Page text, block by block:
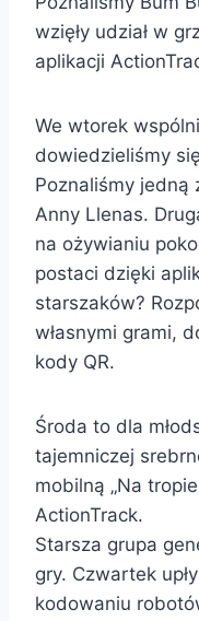
wzięły udział w
aplikacji
We wtorek
dowiedzieliśmy
Poznaliśmy jedną
Anny Llenas.
na ożywianiu
postaci dzięki
starszaków?
własnymi grami,
kody QR.
Środa to dla
tajemniczej
mobilną „Na
ActionTrack.
Starsza grupa
gry. Czwartek
kodowaniu